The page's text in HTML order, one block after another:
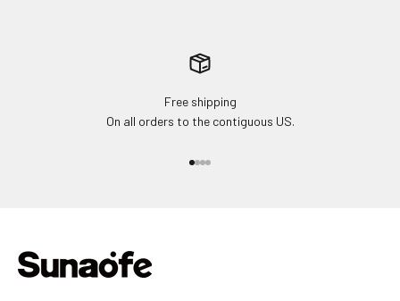
Free shipping
On all orders to the contiguous US.